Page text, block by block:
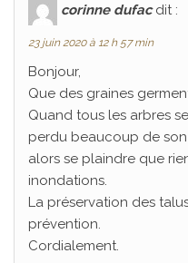
corinne dufac dit :
23 juin 2020 à 12 h 57 min
Bonjour,
Que des graines
Quand tous les arbres
perdu beaucoup de
alors se plaindre que
inondations.
La préservation des
prévention.
Cordialement.